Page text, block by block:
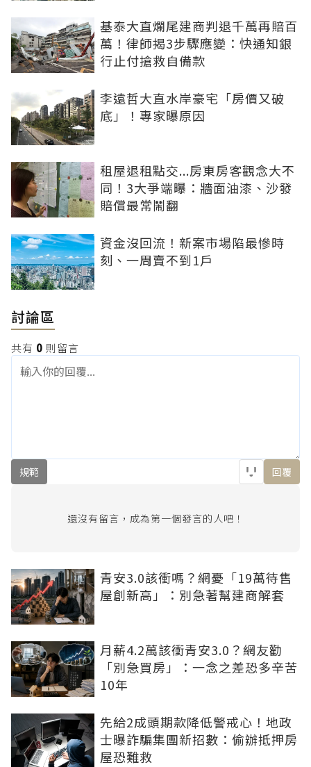
基泰大直爛尾建商判退千萬再賠百
萬！律師揭3步驟應變：快通知銀
行止付搶救自備款
李遠哲大直水岸豪宅「房價又破
底」！專家曝原因
租屋退租點交...房東房客觀念大不
同！3大爭端曝：牆面油漆、沙發
賠償最常鬧翻
資金沒回流！新案市場陷最慘時
刻、一周賣不到1戶
討論區
共有 0 則留言
規範 回覆
還沒有留言，成為第一個發言的人吧！
青安3.0該衝嗎？網憂「19萬待售
屋創新高」：別急著幫建商解套
月薪4.2萬該衝青安3.0？網友勸
「別急買房」：一念之差恐多辛苦
10年
先給2成頭期款降低警戒心！地政
士曝詐騙集團新招數：偷辦抵押房
屋恐難救